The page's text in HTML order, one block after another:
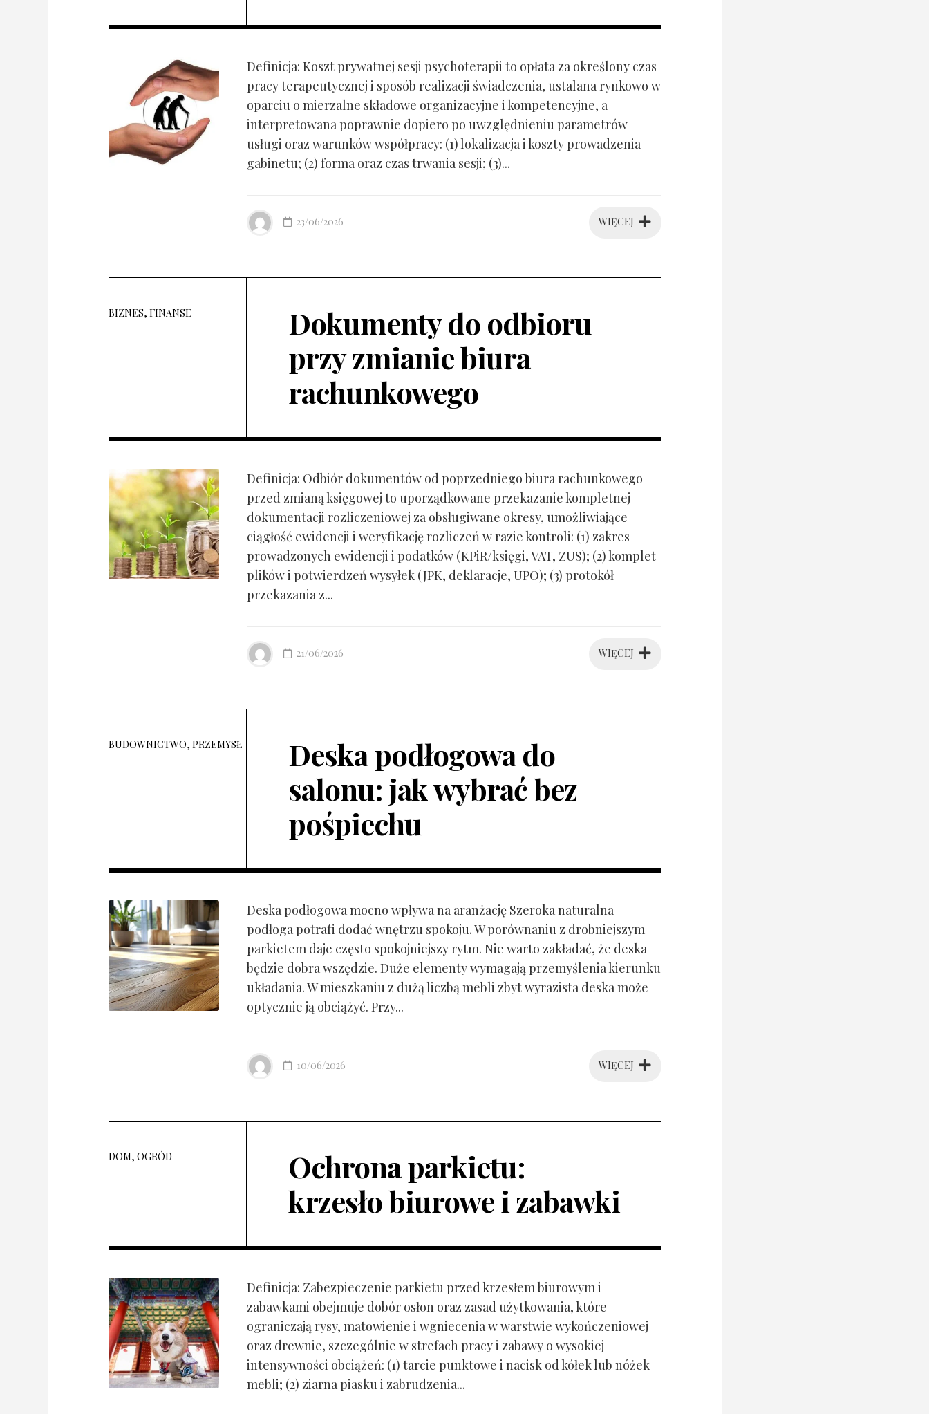
Definicja: Koszt prywatnej sesji psychoterapii to opłata za określony czas
pracy terapeutycznej i sposób realizacji świadczenia, ustalana rynkowo w
oparciu o mierzalne składowe organizacyjne i kompetencyjne, a
interpretowana poprawnie dopiero po uwzględnieniu parametrów
usługi oraz warunków współpracy: (1) lokalizacja i koszty prowadzenia
gabinetu; (2) forma oraz czas trwania sesji; (3)...
WIĘCEJ
23/06/2026
BIZNES, FINANSE
Dokumenty do odbioru
przy zmianie biura
rachunkowego
Definicja: Odbiór dokumentów od poprzedniego biura rachunkowego
przed zmianą księgowej to uporządkowane przekazanie kompletnej
dokumentacji rozliczeniowej za obsługiwane okresy, umożliwiające
ciągłość ewidencji i weryfikację rozliczeń w razie kontroli: (1) zakres
prowadzonych ewidencji i podatków (KPiR/księgi, VAT, ZUS); (2) komplet
plików i potwierdzeń wysyłek (JPK, deklaracje, UPO); (3) protokół
przekazania z...
WIĘCEJ
21/06/2026
BUDOWNICTWO, PRZEMYSŁ
Deska podłogowa do
salonu: jak wybrać bez
pośpiechu
Deska podłogowa mocno wpływa na aranżację Szeroka naturalna
podłoga potrafi dodać wnętrzu spokoju. W porównaniu z drobniejszym
parkietem daje często spokojniejszy rytm. Nie warto zakładać, że deska
będzie dobra wszędzie. Duże elementy wymagają przemyślenia kierunku
układania. W mieszkaniu z dużą liczbą mebli zbyt wyrazista deska może
optycznie ją obciążyć. Przy...
WIĘCEJ
10/06/2026
DOM, OGRÓD
Ochrona parkietu:
krzesło biurowe i zabawki
Definicja: Zabezpieczenie parkietu przed krzesłem biurowym i
zabawkami obejmuje dobór osłon oraz zasad użytkowania, które
ograniczają rysy, matowienie i wgniecenia w warstwie wykończeniowej
oraz drewnie, szczególnie w strefach pracy i zabawy o wysokiej
intensywności obciążeń: (1) tarcie punktowe i nacisk od kółek lub nóżek
mebli; (2) ziarna piasku i zabrudzenia...